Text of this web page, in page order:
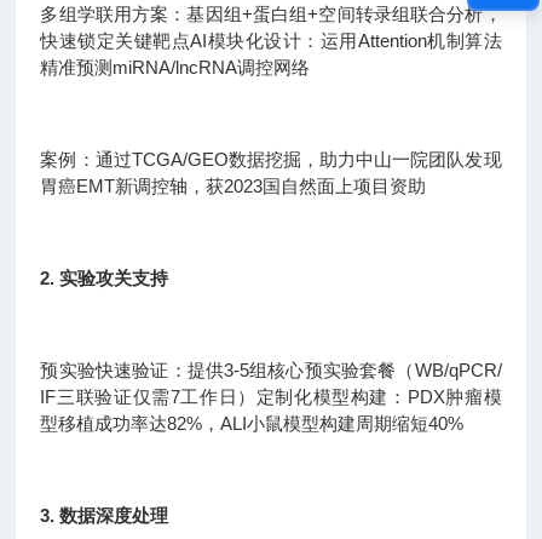
多组学联用方案：基因组+蛋白组+空间转录组联合分析，
快速锁定关键靶点AI模块化设计：运用Attention机制算法
精准预测miRNA/lncRNA调控网络
案例：通过TCGA/GEO数据挖掘，助力中山一院团队发现
胃癌EMT新调控轴，获2023国自然面上项目资助
2. 实验攻关支持
预实验快速验证：提供3-5组核心预实验套餐（WB/qPCR/
IF三联验证仅需7工作日）定制化模型构建：PDX肿瘤模
型移植成功率达82%，ALI小鼠模型构建周期缩短40%
3. 数据深度处理